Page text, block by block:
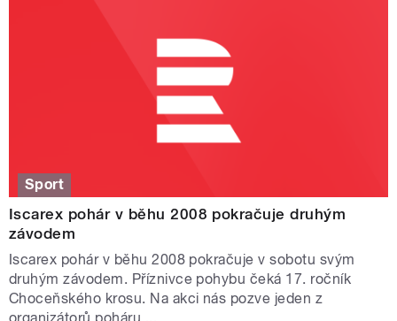
Sport
Iscarex pohár v běhu 2008 pokračuje druhým
závodem
Iscarex pohár v běhu 2008 pokračuje v sobotu svým
druhým závodem. Příznivce pohybu čeká 17. ročník
Choceňského krosu. Na akci nás pozve jeden z